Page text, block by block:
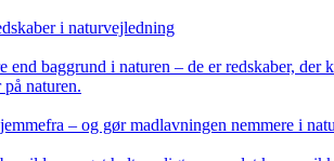
i naturvejledning
end baggrund i naturen – de er redskaber,
naturen.
– og gør madlavningen nemmere i